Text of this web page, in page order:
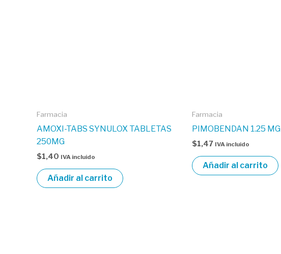
Farmacia
AMOXI-TABS SYNULOX TABLETAS
250MG
$1,40 IVA incluido
Añadir al carrito
Farmacia
PIMOBENDAN 1.25 MG
$1,47 IVA incluido
Añadir al carrito